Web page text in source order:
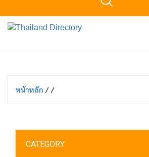
หน้าหลัก / /
CATEGORY